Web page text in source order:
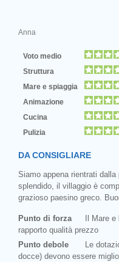
Anna
Voto medio
Struttura
Mare e spiaggia
Animazione
Cucina
Pulizia
DA CONSIGLIARE
Siamo appena rientrati
splendido, il villaggio è
grazioso paesino greco.
Punto di forza
Il Mare
rapporto qualità prezzo
Punto debole
Le
docce) devono essere